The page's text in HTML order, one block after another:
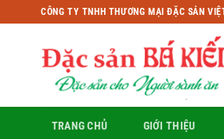
qua
CÔNG TY TNHH THƯƠNG MẠI ĐẶC SẢN
TRANG CHỦ GIỚI THIỆU